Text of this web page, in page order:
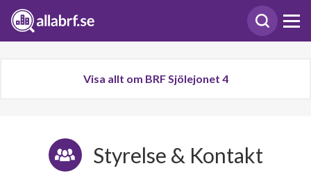
Visa allt om BRF Sjölejonet 4
Styrelse & Kontakt